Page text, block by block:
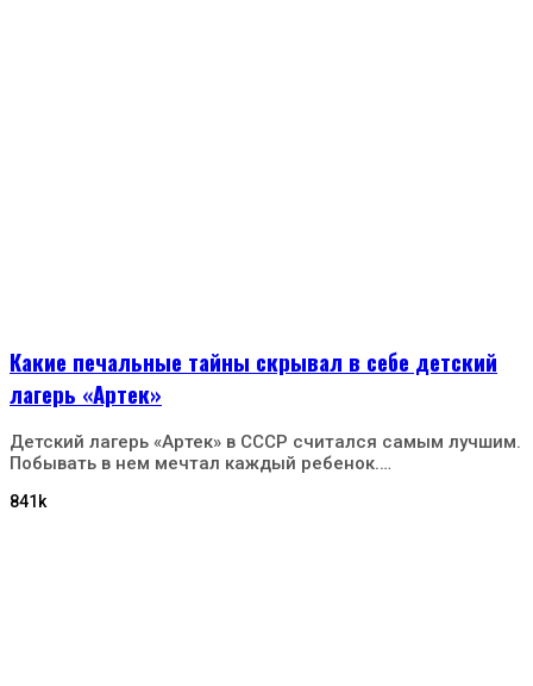
Какие печальные тайны скрывал в себе детский
лагерь «Артек»
Детский лагерь «Артек» в СССР считался самым лучшим.
Побывать в нем мечтал каждый ребенок.…
841k